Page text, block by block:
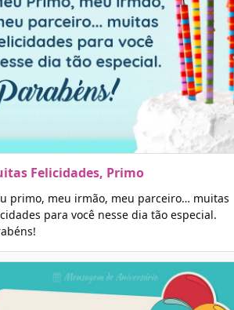
Felicidades, Primo
primo, meu irmão, meu parceiro… muitas
para você nesse dia tão especial.